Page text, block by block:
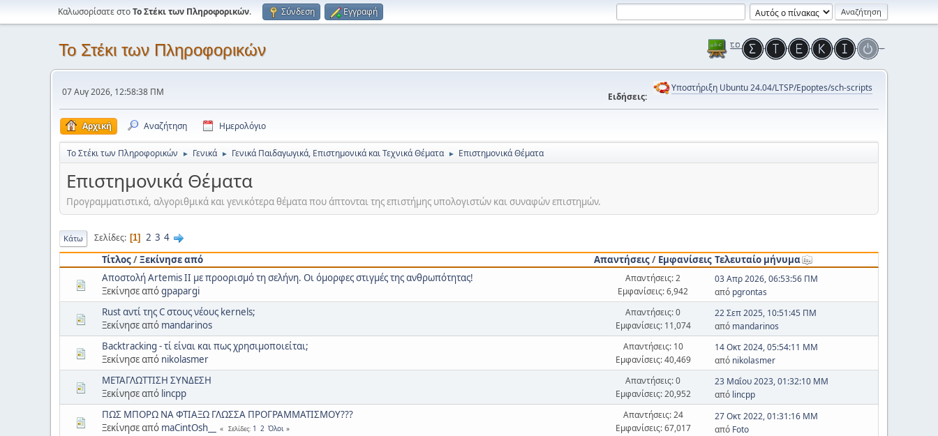
Καλωσορίσατε στοΤο Στέκι των Πληροφορικών. Σύνδεση Εγγραφή
Το Στέκι των Πληροφορικών
07 Αυγ 2026, 12:58:38 ΠΜ Ειδήσεις:
Υποστήριξη Ubuntu 24.04/LTSP/Epoptes/sch-scripts
Αρχική Αναζήτηση Ημερολόγιο
Το Στέκι των Πληροφορικών ► Γενικά ► Γενικά Παιδαγωγικά, Επιστημονικά και Τεχνικά Θέματα ► Επιστημονικά Θέματα
Επιστημονικά Θέματα
Προγραμματιστικά, αλγοριθμικά και γενικότερα θέματα που άπτονται της επιστήμης υπολογιστών και συναφών επιστημών.
Κάτω Σελίδες 1 2 3 4
Τίτλος/Ξεκίνησε από Απαντήσεις/ Εμφανίσεις Τελευταίο μήνυμα
Αποστολή Artemis II με προορισμό τη σελήνη. Οι όμορφες στιγμές της ανθρωπότητας!
Ξεκίνησε απόgpapargi
Απαντήσεις: 2
Εμφανίσεις: 6,942
03 Απρ 2026, 06:53:56 ΠΜ
από pgrontas
Rust αντί της C στους νέους kernels;
Ξεκίνησε από mandarinos
Απαντήσεις: 0
Εμφανίσεις: 11,074
22 Σεπ 2025, 10:51:45 ΠΜ
από mandarinos
Backtracking - τί είναι και πως χρησιμοποιείται;
Ξεκίνησε από nikolasmer
Απαντήσεις: 10
Εμφανίσεις: 40,469
14 Οκτ 2024, 05:54:11 ΜΜ
από nikolasmer
ΜΕΤΑΓΛΩΤΤΙΣΗ ΣΥΝΔΕΣΗ
Ξεκίνησε από lincpp
Απαντήσεις: 0
Εμφανίσεις: 20,952
23 Μαΐου 2023, 01:32:10 ΜΜ
από lincpp
ΠΩΣ ΜΠΟΡΩ ΝΑ ΦΤΙΑΞΩ ΓΛΩΣΣΑ ΠΡΟΓΡΑΜΜΑΤΙΣΜΟΥ???
Ξεκίνησε από maCintOsh__ Σελίδες 1 2 Όλοι
Απαντήσεις: 24
Εμφανίσεις: 67,017
27 Οκτ 2022, 01:31:16 ΜΜ
από Foto